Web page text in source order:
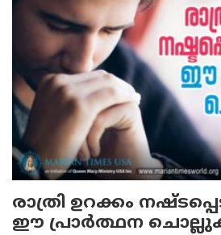
രാത്രി ഉറക്കം
ഈ പ്രാര്‍ത്ഥന